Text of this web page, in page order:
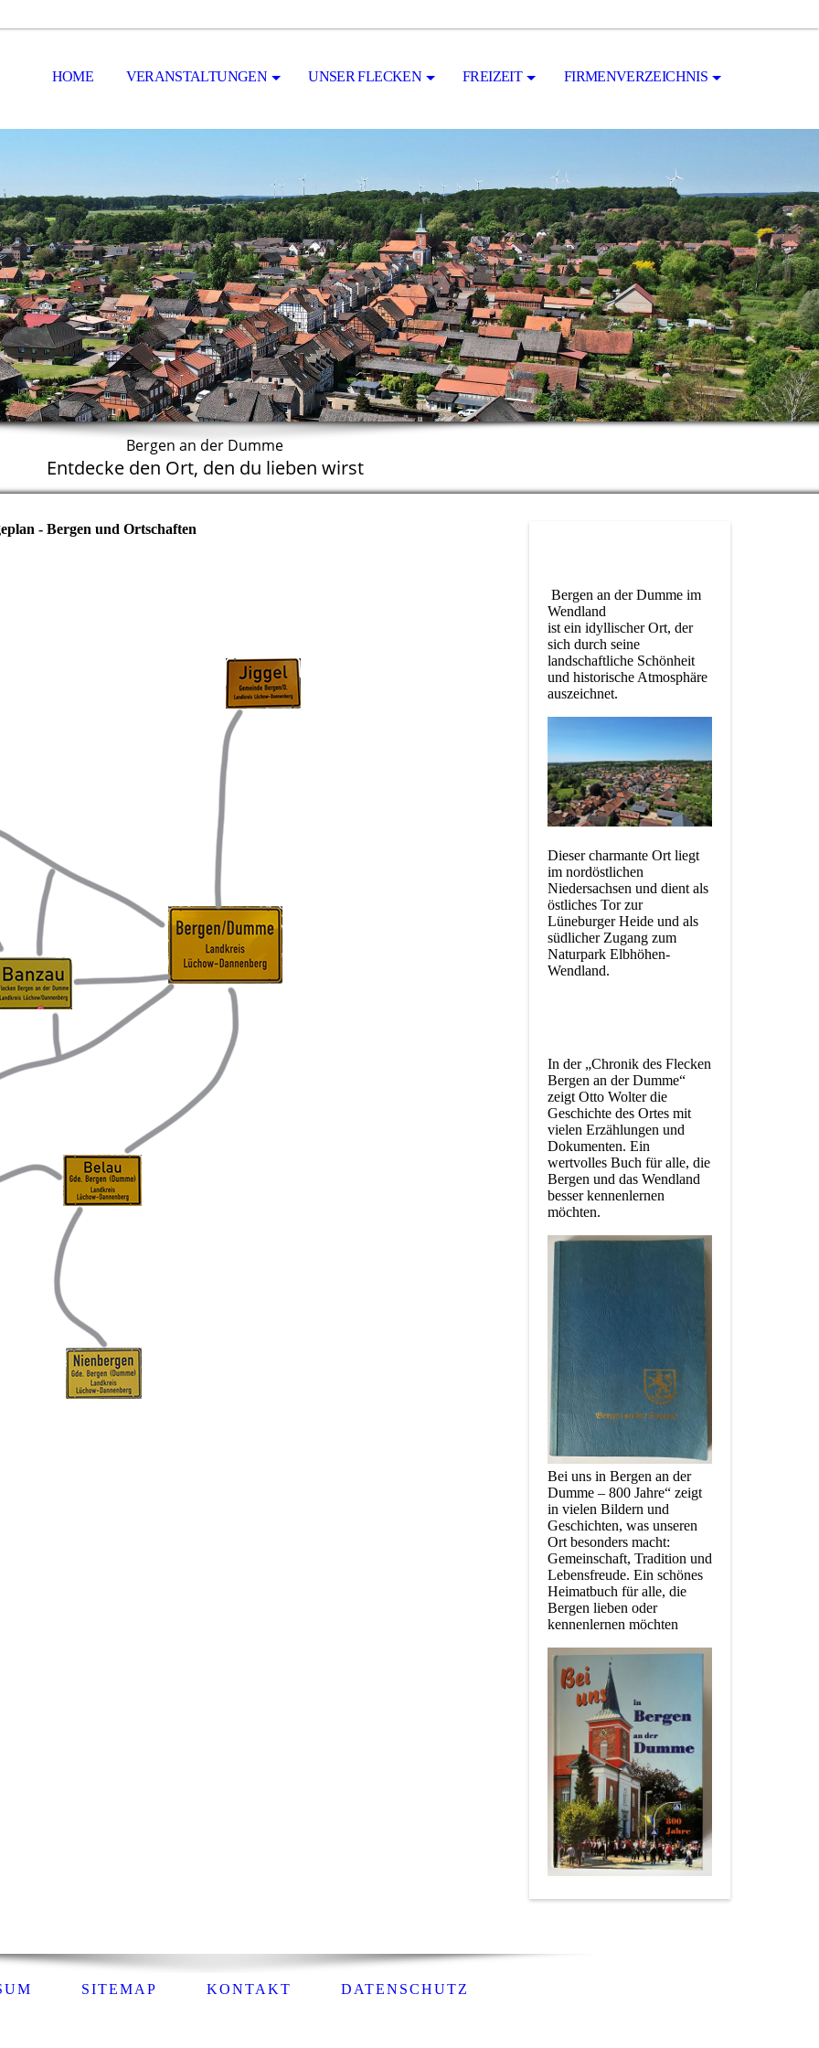
HOME VERANSTALTUNGEN UNSER FLECKEN FREIZEIT FIRMENVERZEICHNIS
Bergen an der Dumme
Entdecke den Ort, den du lieben wirst
- Bergen und Ortschaften
Bergen an der Dumme im
Wendland
ist ein idyllischer Ort, der
sich durch seine
landschaftliche Schönheit
und historische Atmosphäre
auszeichnet.
Dieser charmante Ort liegt
im nordöstlichen
Niedersachsen und dient als
östliches Tor zur
Lüneburger Heide und als
südlicher Zugang zum
Naturpark Elbhöhen-
Wendland.
In der „Chronik des Flecken
Bergen an der Dumme“
zeigt Otto Wolter die
Geschichte des Ortes mit
vielen Erzählungen und
Dokumenten. Ein
wertvolles Buch für alle, die
Bergen und das Wendland
besser kennenlernen
möchten.
Bei uns in Bergen an der
Dumme – 800 Jahre“ zeigt
in vielen Bildern und
Geschichten, was unseren
Ort besonders macht:
Gemeinschaft, Tradition und
Lebensfreude. Ein schönes
Heimatbuch für alle, die
Bergen lieben oder
kennenlernen möchten
SITEMAP KONTAKT DATENSCHUTZ